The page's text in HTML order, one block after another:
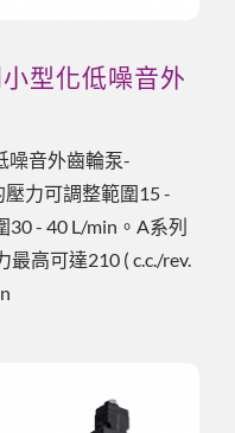
型化低噪音外
噪音外齒輪泵-
力可調整範圍15 -
30 - 40 L/min。A系列
高可達210 ( c.c./rev.